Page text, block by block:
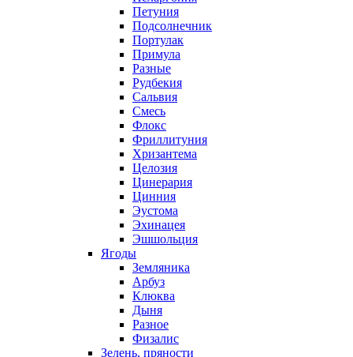
Петуния
Подсолнечник
Портулак
Примула
Разные
Рудбекия
Сальвия
Смесь
Флокс
Фриллитуния
Хризантема
Целозия
Цинерария
Цинния
Эустома
Эхинацея
Эшшольция
Ягоды
Земляника
Арбуз
Клюква
Дыня
Разное
Физалис
Зелень, пряности